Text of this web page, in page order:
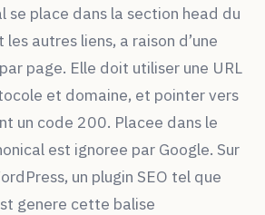
se place dans la section head du
autres liens, a raison d’une
page. Elle doit utiliser une URL
et domaine, et pointer vers
un code 200. Placee dans le
est ignoree par Google. Sur
un plugin SEO tel que
genere cette balise